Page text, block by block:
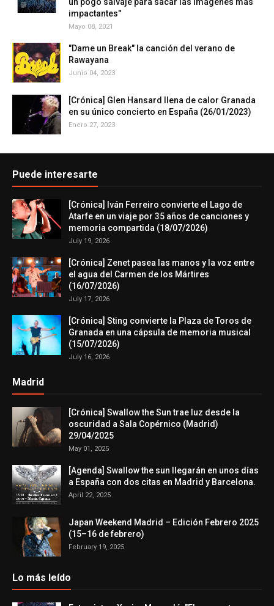
un pogo salvaje para sacar las imágenes más
impactantes"
Mayo 08, 2021
"Dame un Break" la canción del verano de
Rawayana
Junio 04, 2023
[Crónica] Glen Hansard llena de calor Granada
en su único concierto en España (26/01/2023)
Enero 27, 2023
Puede interesarte
[Crónica] Iván Ferreiro convierte el Lago de
Atarfe en un viaje por 35 años de canciones y
memoria compartida (18/07/2026)
July 19, 2026
[Crónica] Zenet pasea las manos y la voz entre
el agua del Carmen de los Mártires
(16/07/2026)
July 17, 2026
[Crónica] Sting convierte la Plaza de Toros de
Granada en una cápsula de memoria musical
(15/07/2026)
July 16, 2026
Madrid
[Crónica] Swallow the Sun trae luz desde la
oscuridad a Sala Copérnico (Madrid)
29/04/2025
May 01, 2025
[Agenda] Swallow the sun llegarán en unos días
a España con dos citas en Madrid y Barcelona.
April 22, 2025
Japan Weekend Madrid – Edición Febrero 2025
(15–16 de febrero)
February 19, 2025
Lo más leído